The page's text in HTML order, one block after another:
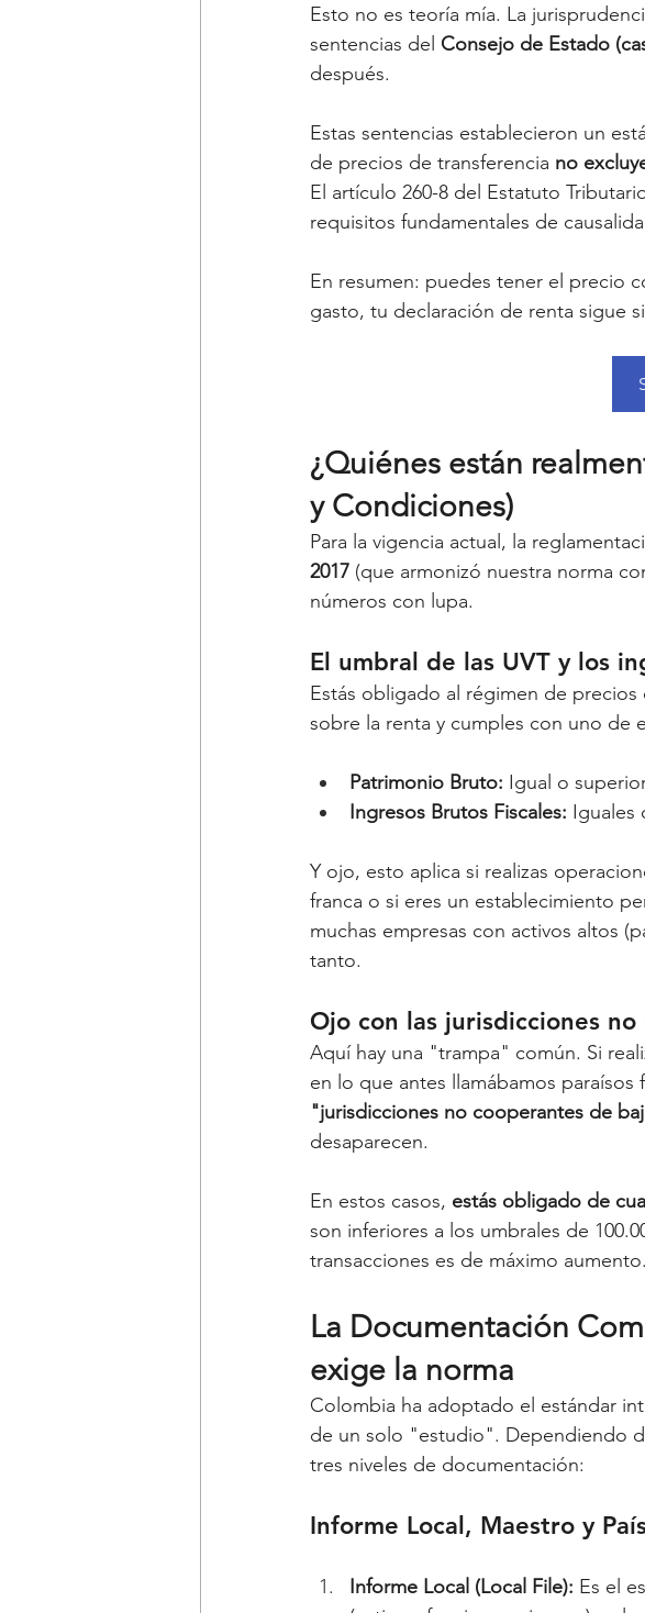
Esto no es teoría mía. La
sentencias del Consejo de Estado
después.
Estas sentencias establecieron un
de precios de transferencia no
El artículo 260-8 del Estatuto
requisitos fundamentales de
En resumen: puedes tener el precio
gasto, tu declaración de renta sigue
¿Quiénes están
y Condiciones)
Para la vigencia actual, la
2017 (que armonizó nuestra norma
números con lupa.
El umbral de las UVT y los
Estás obligado al régimen de
sobre la renta y cumples con uno de
Patrimonio Bruto: Igual o
Ingresos Brutos Fiscales: Iguales
Y ojo, esto aplica si realizas
franca o si eres un establecimiento
muchas empresas con activos altos
tanto.
Ojo con las jurisdicciones
Aquí hay una "trampa" común. Si
en lo que antes llamábamos
"jurisdicciones no cooperantes de
desaparecen.
En estos casos, estás obligado de
son inferiores a los umbrales de
transacciones es de máximo aumento.
La Documentación
exige la norma
Colombia ha adoptado el estándar
de un solo "estudio". Dependiendo
tres niveles de documentación:
Informe Local, Maestro y
Informe Local (Local File): Es el